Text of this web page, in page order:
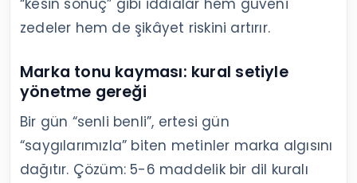
“kesin sonuç” gibi iddialar hem güveni
zedeler hem de şikâyet riskini artırır.
Marka tonu kayması: kural setiyle
yönetme gereği
Bir gün “senli benli”, ertesi gün
“saygılarımızla” biten metinler marka algısını
dağıtır. Çözüm: 5-6 maddelik bir dil kuralı